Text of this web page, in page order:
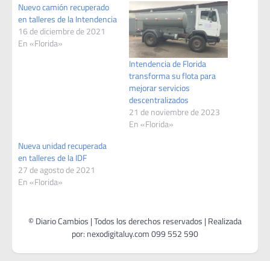
Nuevo camión recuperado
en talleres de la Intendencia
16 de diciembre de 2021
En «Florida»
Intendencia de Florida
transforma su flota para
mejorar servicios
descentralizados
21 de noviembre de 2023
En «Florida»
Nueva unidad recuperada
en talleres de la IDF
27 de agosto de 2021
En «Florida»